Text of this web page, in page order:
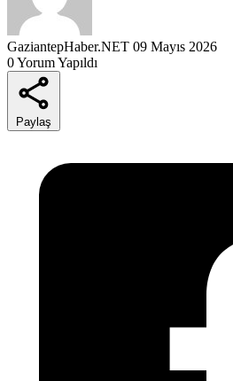
GaziantepHaber.NET 09 Mayıs 2026
0 Yorum Yapıldı
Paylaş